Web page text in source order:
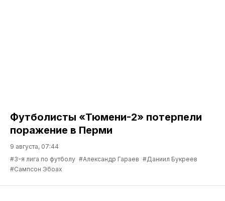
Футболисты «Тюмени-2» потерпели
поражение в Перми
9 августа, 07:44
#3-я лига по футболу #Александр Гараев #Даниил Букреев
#Сампсон Эбоах